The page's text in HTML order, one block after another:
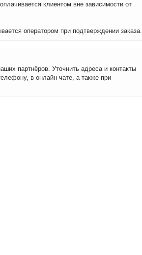
клиентом вне зависимости от
оператором при подтверждении заказа.
партнёров. Уточнить адреса и контакты
в онлайн чате, а также при